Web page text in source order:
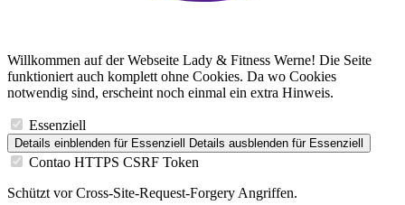
Willkommen auf der Webseite Lady & Fitness Werne! Die Seite
funktioniert auch komplett ohne Cookies. Da wo Cookies
notwendig sind, erscheint noch einmal ein extra Hinweis.
Essenziell
Details einblenden für Essenziell Details ausblenden für Essenziell
Contao HTTPS CSRF Token
Schützt vor Cross-Site-Request-Forgery Angriffen.